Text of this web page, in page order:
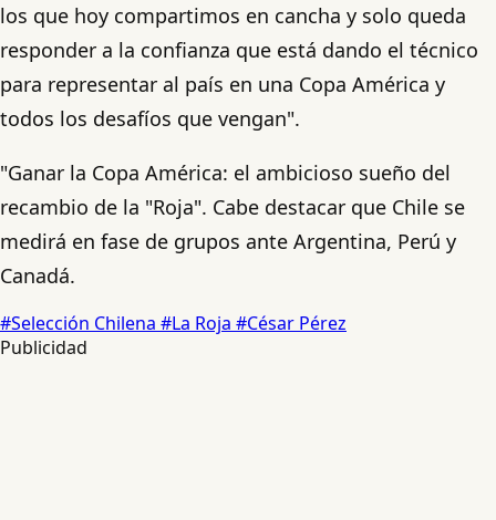
los que hoy compartimos en cancha y solo queda
responder a la confianza que está dando el técnico
para representar al país en una Copa América y
todos los desafíos que vengan".
"Ganar la Copa América: el ambicioso sueño del
recambio de la "Roja". Cabe destacar que Chile se
medirá en fase de grupos ante Argentina, Perú y
Canadá.
#Selección Chilena #La Roja #César Pérez
Publicidad